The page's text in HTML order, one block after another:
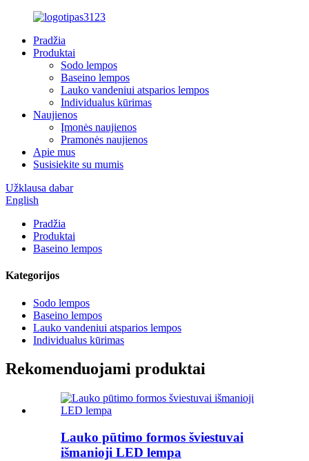
Pradžia
Produktai
Sodo lempos
Baseino lempos
Lauko vandeniui atsparios lempos
Individualus kūrimas
Naujienos
Įmonės naujienos
Pramonės naujienos
Apie mus
Susisiekite su mumis
Užklausa dabar
English
Pradžia
Produktai
Baseino lempos
Kategorijos
Sodo lempos
Baseino lempos
Lauko vandeniui atsparios lempos
Individualus kūrimas
Rekomenduojami produktai
Lauko pūtimo formos šviestuvai
išmanioji LED lempa